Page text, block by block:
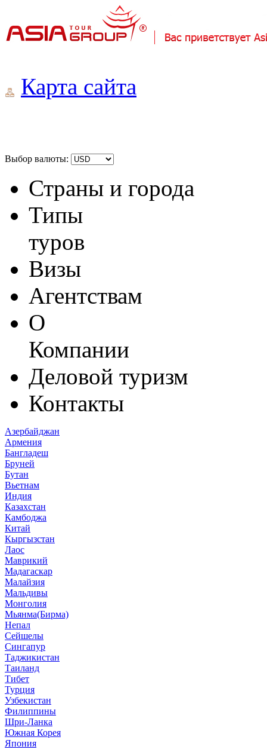
Карта сайта
Выбор валюты:
Страны и города
Типы
туров
Визы
Агентствам
О
Компании
Деловой туризм
Контакты
Азербайджан
Армения
Бангладеш
Бруней
Бутан
Вьетнам
Индия
Казахстан
Камбоджа
Китай
Кыргызстан
Лаос
Маврикий
Мадагаскар
Малайзия
Мальдивы
Монголия
Мьянма(Бирма)
Непал
Сейшелы
Сингапур
Таджикистан
Таиланд
Тибет
Турция
Узбекистан
Филиппины
Шри-Ланка
Южная Корея
Япония